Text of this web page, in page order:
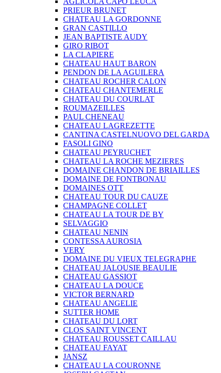
PRIEUR BRUNET
CHATEAU LA GORDONNE
GRAN CASTILLO
JEAN BAPTISTE AUDY
GIRO RIBOT
LA CLAPIERE
CHATEAU HAUT BARON
PENDON DE LA AGUILERA
CHATEAU ROCHER CALON
CHATEAU CHANTEMERLE
CHATEAU DU COURLAT
ROUMAZEILLES
PAUL CHENEAU
CHATEAU LAGREZETTE
CANTINA CASTELNUOVO DEL GARDA
FASOLI GINO
CHATEAU PEYRUCHET
CHATEAU LA ROCHE MEZIERES
DOMAINE CHANDON DE BRIAILLES
DOMAINE DE FONTBONAU
DOMAINES OTT
CHATEAU TOUR DU CAUZE
CHAMPAGNE COLLET
CHATEAU LA TOUR DE BY
SELVAGGIO
CHATEAU NENIN
CONTESSA AUROSIA
VERY
DOMAINE DU VIEUX TELEGRAPHE
CHATEAU JALOUSIE BEAULIE
CHATEAU GASSIOT
CHATEAU LA DOUCE
VICTOR BERNARD
CHATEAU ANGELIE
SUTTER HOME
CHATEAU DU LORT
CLOS SAINT VINCENT
CHATEAU ROUSSET CAILLAU
CHATEAU FAYAT
JANSZ
CHATEAU LA COURONNE